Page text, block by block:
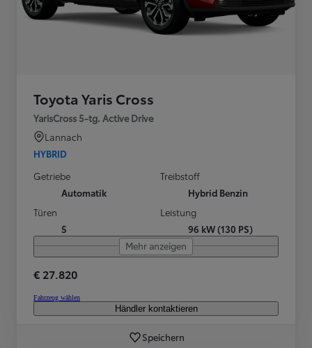
Toyota Yaris Cross
YarisCross 5-tg. Active Drive
Lannach
HYBRID
Getriebe
Automatik
Treibstoff
Hybrid Benzin
Türen
5
Leistung
96 kW (130 PS)
Mehr anzeigen
€ 27.820
Fahrzeug wählen
Händler kontaktieren
Speichern